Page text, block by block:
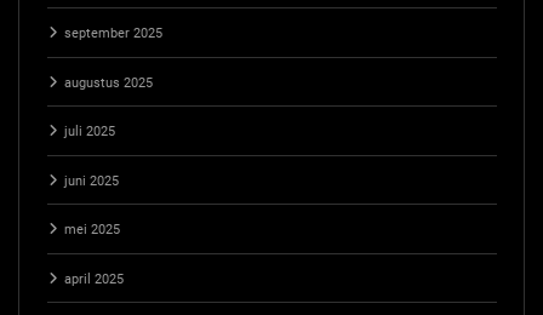
september 2025
augustus 2025
juli 2025
juni 2025
mei 2025
april 2025